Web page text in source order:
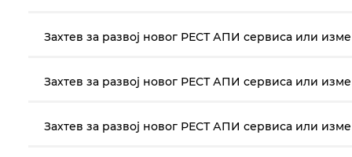
Захтев за развој новог РЕСТ АПИ сервиса или
Захтев за развој новог РЕСТ АПИ сервиса или
Захтев за развој новог РЕСТ АПИ сервиса или